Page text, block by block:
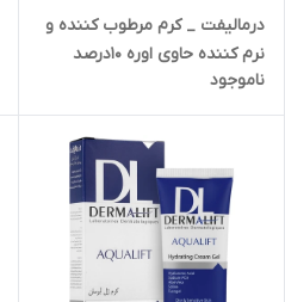
درمالیفت _ کرم مرطوب کننده و
نرم کننده حاوی اوره 10درصد
اگزولیفت
ناموجود